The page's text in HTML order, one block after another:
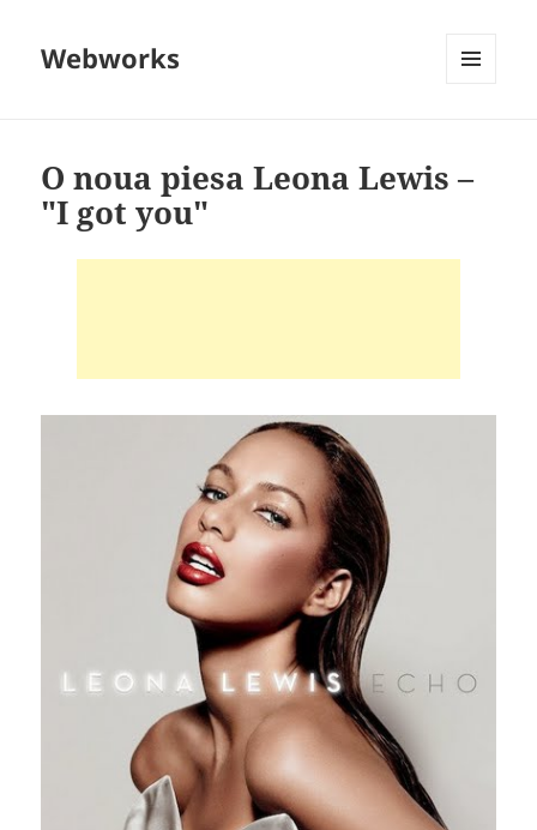
Webworks
O noua piesa Leona Lewis –
"I got you"